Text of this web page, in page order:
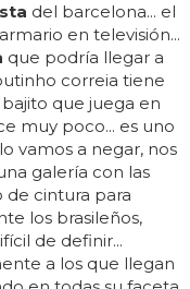
del barcelona... el
en televisión...
que podría llegar a
correia tiene
que juega en
muy poco... es uno
vamos a negar, nos
galería con las
cintura para
los brasileños,
de definir...
a los que llegan